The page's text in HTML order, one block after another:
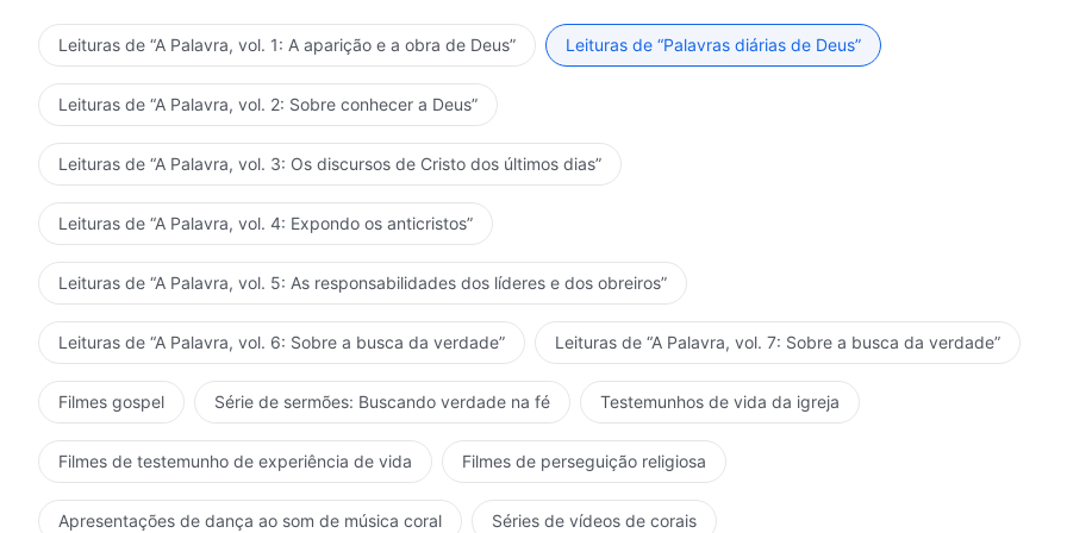
que são incapazes de cumprir as exigências de Deus e aqueles que são incapazes de dar a sua lealdade e
cumprir seu dever — todos serão punidos. O que vocês devem realizar hoje não são exigências adicionais,
mas o dever do homem e aquilo que deve ser feito por todas as pessoas. Se vocês são incapazes de fazer o
seu dever ou de fazê-lo corretamente, não estão criando problemas para si mesmos? Não estão cortejando a
morte? Como podem ainda esperar ter um futuro e perspectivas? A obra de Deus é para o bem da
humanidade e a colaboração do homem é para o bem do gerenciamento de Deus. Quando Deus tiver
realizado tudo o que Ele deve realizar, requer-se que o homem não poupe esforços na sua prática e colabore
com Deus. Na obra de Deus o homem não deve poupar esforços, deve oferecer sua lealdade e não se
entregar a múltiplas concepções, nem sentar-se passivamente esperando a morte. Se Deus pode se sacrificar
pelo homem, por que o homem não pode oferecer a sua lealdade a Deus? Deus é uno de coração e mente
para com o homem, então, por que o homem não pode oferecer um pouco de colaboração? Deus realiza Sua
obra para a humanidade, então por que o homem não pode realizar parte de seu dever para ajudar o
gerenciamento de Deus? A obra de Deus alcançou o estágio atual e mesmo assim vocês veem, mas não
agem, vocês ouvem, mas não se movem. Pessoas assim não são objetos de perdição? Deus já Se dedicou
inteiramente ao homem, então por que, hoje, o homem é incapaz de realizar o seu dever com seriedade? A
obra de Deus é Sua prioridade maior e Sua obra de gerenciamento é de extrema importância. A prioridade
maior do homem é colocar as palavras de Deus em prática e cumprir as exigências de Deus. Todos vocês
Leituras de “A Palavra, vol. 1: A aparição e a obra de Deus” Leituras de “Palavras diárias de Deus”
Leituras de “A Palavra, vol. 2: Sobre conhecer a Deus”
Leituras de “A Palavra, vol. 3: Os discursos de Cristo dos últimos dias”
Leituras de “A Palavra, vol. 4: Expondo os anticristos”
Leituras de “A Palavra, vol. 5: As responsabilidades dos líderes e dos obreiros”
Leituras de “A Palavra, vol. 6: Sobre a busca da verdade” Leituras de “A Palavra, vol. 7: Sobre a busca da verdade”
Filmes gospel Série de sermões: Buscando verdade na fé Testemunhos de vida da igreja
Filmes de testemunho de experiência de vida Filmes de perseguição religiosa
Apresentações de dança ao som de música coral Séries de vídeos de corais